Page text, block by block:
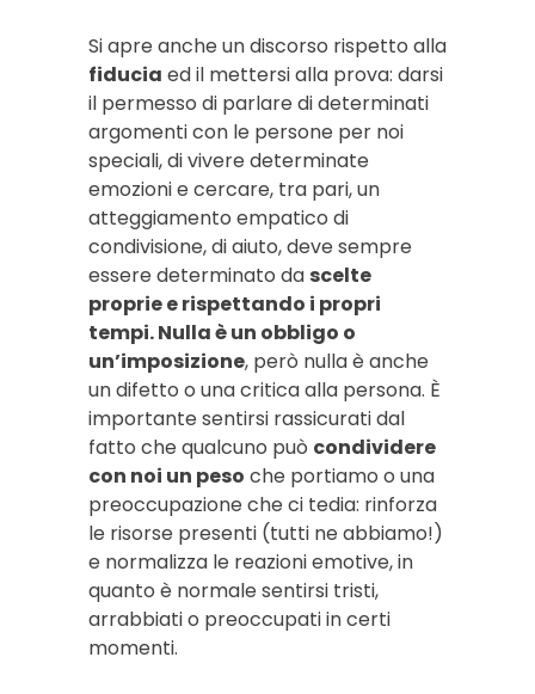
Si apre anche un discorso rispetto alla
fiducia ed il mettersi alla prova: darsi
il permesso di parlare di determinati
argomenti con le persone per noi
speciali, di vivere determinate
emozioni e cercare, tra pari, un
atteggiamento empatico di
condivisione, di aiuto, deve sempre
essere determinato da scelte
proprie e rispettando i propri
tempi. Nulla è un obbligo o
un’imposizione, però nulla è anche
un difetto o una critica alla persona. È
importante sentirsi rassicurati dal
fatto che qualcuno può condividere
con noi un peso che portiamo o una
preoccupazione che ci tedia: rinforza
le risorse presenti (tutti ne abbiamo!)
e normalizza le reazioni emotive, in
quanto è normale sentirsi tristi,
arrabbiati o preoccupati in certi
momenti.